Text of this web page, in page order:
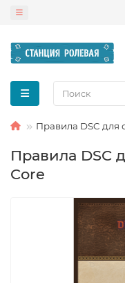
Правила DSC для
Правила DSC
Core